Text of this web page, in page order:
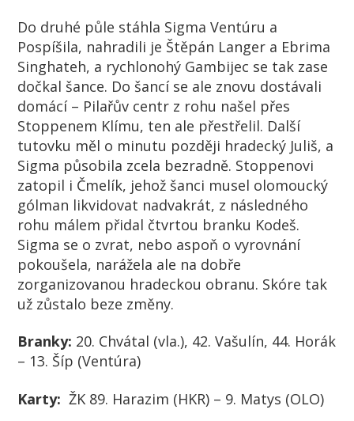
Do druhé půle stáhla Sigma Ventúru a
Pospíšila, nahradili je Štěpán Langer a Ebrima
Singhateh, a rychlonohý Gambijec se tak zase
dočkal šance. Do šancí se ale znovu dostávali
domácí – Pilařův centr z rohu našel přes
Stoppenem Klímu, ten ale přestřelil. Další
tutovku měl o minutu později hradecký Juliš, a
Sigma působila zcela bezradně. Stoppenovi
zatopil i Čmelík, jehož šanci musel olomoucký
gólman likvidovat nadvakrát, z následného
rohu málem přidal čtvrtou branku Kodeš.
Sigma se o zvrat, nebo aspoň o vyrovnání
pokoušela, narážela ale na dobře
zorganizovanou hradeckou obranu. Skóre tak
už zůstalo beze změny.
Branky: 20. Chvátal (vla.), 42. Vašulín, 44. Horák
– 13. Šíp (Ventúra)
Karty: ŽK 89. Harazim (HKR) – 9. Matys (OLO)